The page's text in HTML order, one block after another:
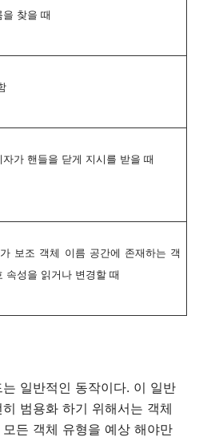
을 찾을 때
자가 핸들을 닫게 지시를 받을 때
보조 객체 이름 공간에 존재하는 객
속성을 읽거나 변경할 때
일반적인 동작이다. 이 일반
범용화 하기 위해서는 객체
든 객체 유형을 예상 해야만